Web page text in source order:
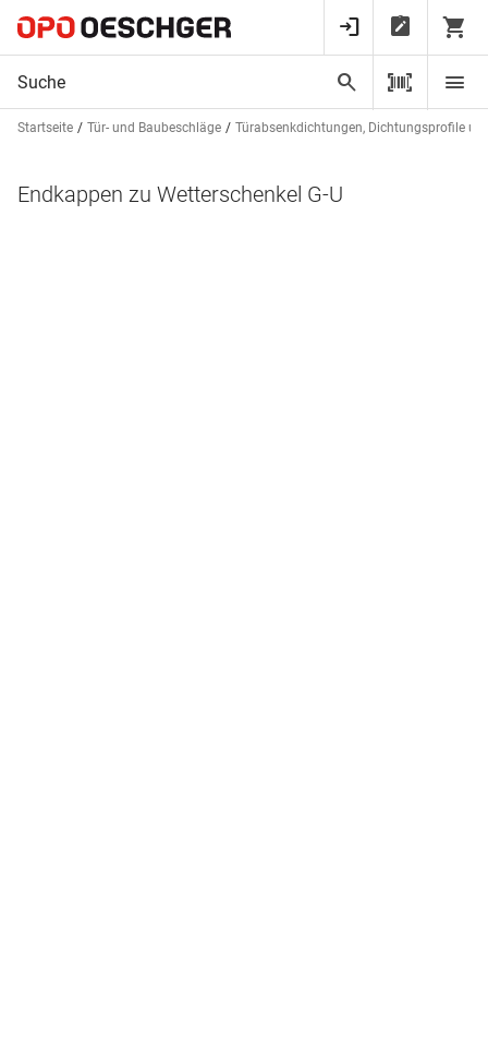
Startseite Tür- und Baubeschläge Türabsenkdichtungen, Dichtungsprofile
Endkappen zu Wetterschenkel G-U